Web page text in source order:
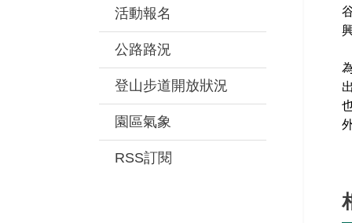
活動報名
公路路況
登山步道開放狀況
園區氣象
RSS訂閱